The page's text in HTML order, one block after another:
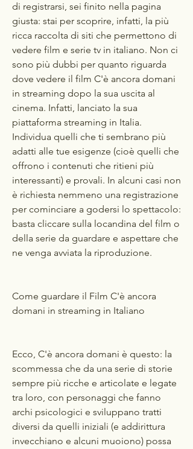
di registrarsi, sei finito nella pagina
giusta: stai per scoprire, infatti, la più
ricca raccolta di siti che permettono di
vedere film e serie tv in italiano. Non ci
sono più dubbi per quanto riguarda
dove vedere il film C'è ancora domani
in streaming dopo la sua uscita al
cinema. Infatti, lanciato la sua
piattaforma streaming in Italia.
Individua quelli che ti sembrano più
adatti alle tue esigenze (cioè quelli che
offrono i contenuti che ritieni più
interessanti) e provali. In alcuni casi non
è richiesta nemmeno una registrazione
per cominciare a godersi lo spettacolo:
basta cliccare sulla locandina del film o
della serie da guardare e aspettare che
ne venga avviata la riproduzione.
Come guardare il Film C'è ancora
domani in streaming in Italiano
Ecco, C'è ancora domani è questo: la
scommessa che da una serie di storie
sempre più ricche e articolate e legate
tra loro, con personaggi che fanno
archi psicologici e sviluppano tratti
diversi da quelli iniziali (e addirittura
invecchiano e alcuni muoiono) possa